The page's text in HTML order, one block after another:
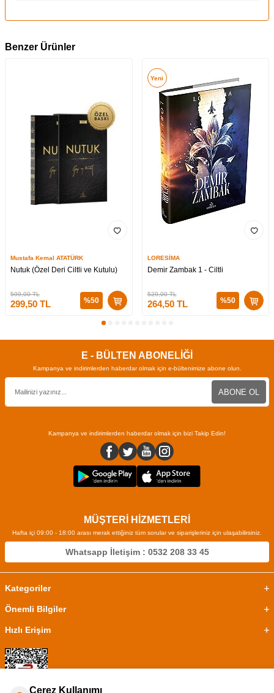
Benzer Ürünler
Mustafa Kemal ATATÜRK
Nutuk (Özel Deri Ciltli ve Kutulu)
599,00TL
299,50 TL %50
Yeni
LORESİMA
Demir Zambak 1 - Ciltli
529,00TL
264,50TL %50
E - BÜLTEN ABONELİĞİ
Kampanya ve indirimlerden haberdar olmak için e-bültenimize abone olun.
ABONE OL
Kampanya ve indirimlerden haberdar olmak için bizi Takip Edin!
MÜŞTERİ HİZMETLERİ
Hafta içi 09:00 - 18:00 arası merak ettiğiniz tüm sorular ve siparişleriniz için ulaşabilirsiniz.
Whatsapp İletişim : 0532 208 33 45
Kategoriler
Önemli Bilgiler
Hızlı Erişim
Çerez Kullanımı